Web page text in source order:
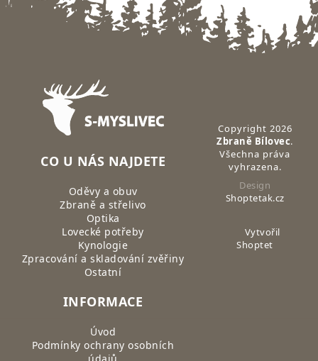
Zápatí
CO U NÁS NAJDETE
Oděvy a obuv
Zbraně a střelivo
Optika
Lovecké potřeby
Kynologie
Zpracování a skladování zvěřiny
Ostatní
INFORMACE
Úvod
Podmínky ochrany osobních
Copyright 2026
Zbraně Bílovec.
Všechna práva
vyhrazena.
Design
Shoptetak.cz
Vytvořil
Shoptet